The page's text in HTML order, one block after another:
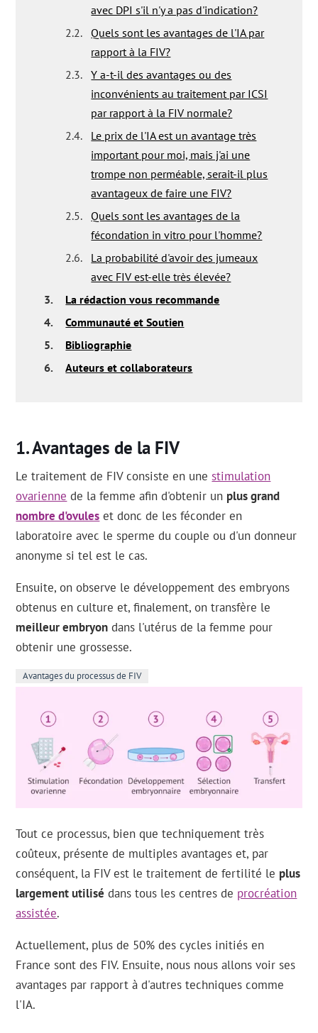
avec DPI s'il n'y a pas d'indication?
2.2.
Quels sont les avantages de l'IA par
rapport à la FIV?
2.3.
Y a-t-il des avantages ou des
inconvénients au traitement par ICSI
par rapport à la FIV normale?
2.4.
Le prix de l'IA est un avantage très
important pour moi, mais j'ai une
trompe non perméable, serait-il plus
avantageux de faire une FIV?
2.5.
Quels sont les avantages de la
fécondation in vitro pour l'homme?
2.6.
La probabilité d'avoir des jumeaux
avec FIV est-elle très élevée?
3.
La rédaction vous recommande
4.
Communauté et Soutien
5.
Bibliographie
6.
Auteurs et collaborateurs
Avantages de la FIV
Le traitement de FIV consiste en unestimulation
ovarienne de la femme afin d'obtenir un plus grand
nombre d'ovules et donc de les féconder en
laboratoire avec le sperme du couple ou d'un donneur
anonyme si tel est le cas.
Ensuite, on observe le développement des embryons
obtenus en culture et, finalement, on transfère le
meilleur embryon dans l'utérus de la femme pour
obtenir une grossesse.
Avantages du processus de FIV
Tout ce processus, bien que techniquement très
coûteux, présente de multiples avantages et, par
conséquent, la FIV est le traitement de fertilité le plus
largement utilisé dans tous les centres de procréation
assistée.
Actuellement, plus de 50% des cycles initiés en
France sont des FIV. Ensuite, nous nous allons voir ses
avantages par rapport à d'autres techniques comme
l'IA.